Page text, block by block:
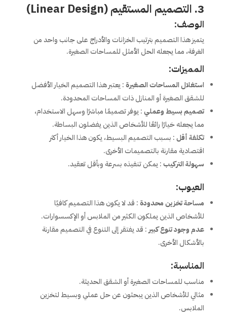
3. التصميم المستقيم (Linear Design)
الوصف:
يتميز هذا التصميم بترتيب الخزانات والأدراج على جانب واحد من
الغرفة، مما يجعله الحل الأمثل للمساحات الصغيرة.
المميزات:
استغلال المساحات الصغيرة: يعتبر هذا التصميم الخيار الأفضل
للشقق الصغيرة أو المنازل ذات المساحات المحدودة.
تصميم بسيط وعملي: يوفر تصميمًا مباشرًا وسهل الاستخدام،
مما يجعله خيارًا رائعًا للأشخاص الذين يفضلون البساطة.
تكلفة أقل: بسبب التصميم البسيط، يكون هذا الخيار أكثر
اقتصادية مقارنة بالتصميمات الأخرى.
سهولة التركيب: يمكن تنفيذه بسرعة وبأقل تعقيد.
العيوب:
مساحة تخزين محدودة: قد لا يكون هذا التصميم كافيًا
للأشخاص الذين يملكون الكثير من الملابس أو الإكسسوارات.
عدم وجود تنوع كبير : قد يفتقر إلى التنوع في التصميم مقارنة
بالأشكال الأخرى.
المناسبة:
مناسب للمساحات الصغيرة أو الشقق الحديثة.
مثالي للأشخاص الذين يبحثون عن حل عملي وبسيط لتخزين
الملابس.